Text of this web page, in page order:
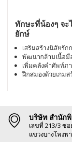
ทักษะที่น้องๆ จ
ยักษ์
เสริมสร้างนิสัยรั
พัฒนากล้ามเนื้อมื
เพิ่มคลังคำศัพท์ภ
ฝึกสมองด้วยเกม
บริษัท สำนัก
เลขที่ 213/3 ซ
แขวงบางโพงพ